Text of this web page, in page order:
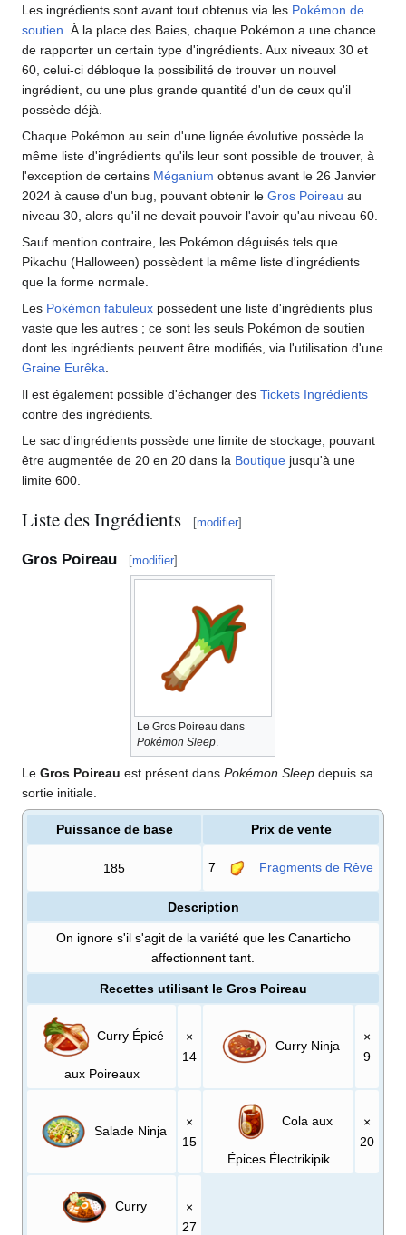
Les ingrédients sont avant tout obtenus via les Pokémon de
soutien . À la place des Baies, chaque Pokémon a une chance
de rapporter un certain type d'ingrédients. Aux niveaux 30 et
60, celui-ci débloque la possibilité de trouver un nouvel
ingrédient, ou une plus grande quantité d'un de ceux qu'il
possède déjà.
Chaque Pokémon au sein d'une lignée évolutive possède la
même liste d'ingrédients qu'ils leur sont possible de trouver, à
l'exception de certains Méganium obtenus avant le 26 Janvier
2024 à cause d'un bug, pouvant obtenir le Gros Poireau au
niveau 30, alors qu'il ne devait pouvoir l'avoir qu'au niveau 60.
Sauf mention contraire, les Pokémon déguisés tels que
Pikachu (Halloween) possèdent la même liste d'ingrédients
que la forme normale.
Les Pokémon fabuleux possèdent une liste d'ingrédients plus
vaste que les autres ; ce sont les seuls Pokémon de soutien
dont les ingrédients peuvent être modifiés, via l'utilisation d'une
Graine Eurêka
Il est également possible d'échanger des Tickets Ingrédients
contre des ingrédients.
Le sac d'ingrédients possède une limite de stockage, pouvant
être augmentée de 20 en 20 dans la Boutique jusqu'à une
limite 600.
Liste des Ingrédients [modifier]
Gros Poireau [modifier]
Le Gros Poireau dans
Pokémon Sleep.
Le Gros Poireau est présent dans Pokémon Sleep depuis sa
sortie initiale.
Puissance de base Prix de vente
185 7 Fragments de Rêve
Description
On ignore s'il s'agit de la variété que les Canarticho
affectionnent tant.
Recettes utilisant le Gros Poireau
Curry Épicé
aux Poireaux
×
14
Curry Ninja
×
9
Salade Ninja
×
15
Cola aux
Épices Électrikipik
×
20
Curry
×
27